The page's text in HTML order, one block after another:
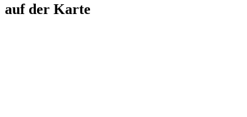
auf der Karte